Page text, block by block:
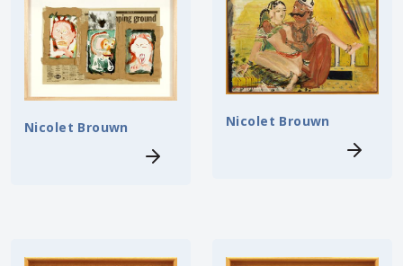
Orientatie
Kleur
Nicolet Brouwn Nicolet Brouwn